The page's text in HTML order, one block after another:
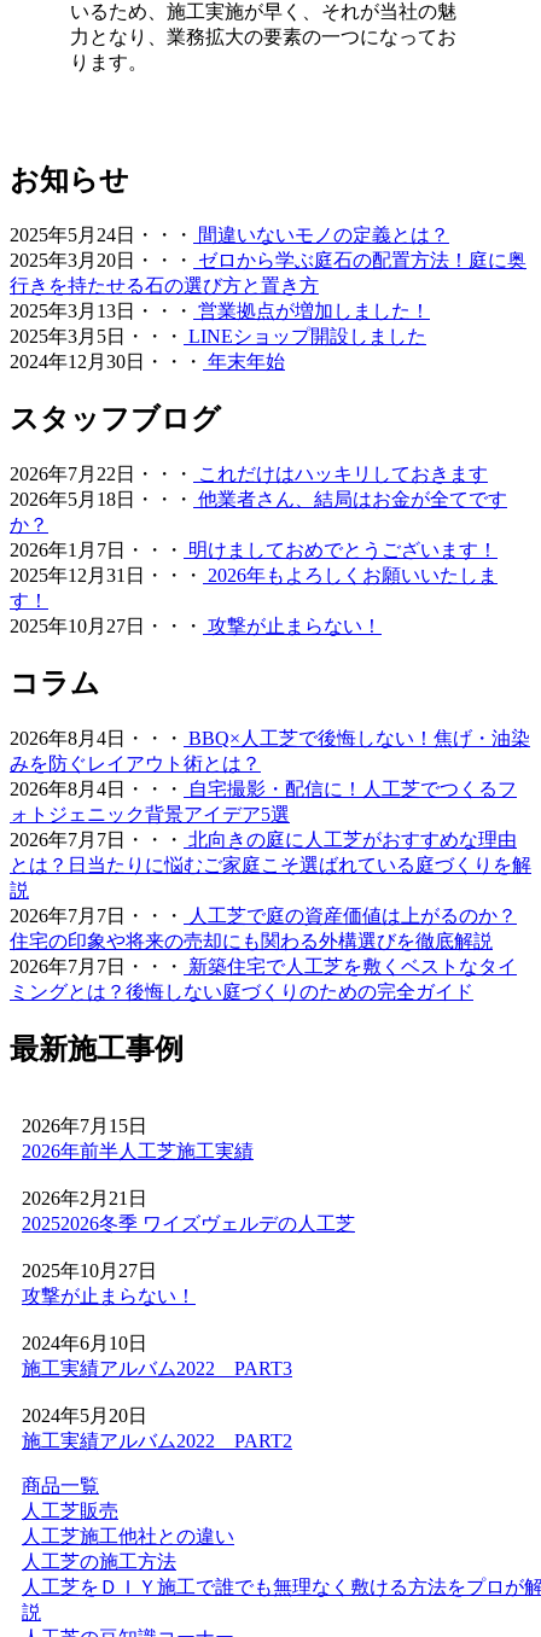
2026.6.24
人工芝の最大の魅力は、施工後の維持管理が驚くほど楽な
ありません。常に清潔で美しい状態を保つための簡単なコ
ツについても、お引き渡し時に専門スタッフが丁寧にお伝
えしております。忙しい現代人にとって、お庭を「維持す
るための作業場」から「心からくつろげるリラックススペ
ース」へ変えることは、生活の質を大きく向上させます。
管理の負担を減らし、ゆとりある時間をご提案いたしま
す。
2026.6.18
愛犬やペットと暮らすご家庭には、クッション性と清潔さ
を両立した人工芝が非常におすすめです。ベランダや屋
上、お庭の一部に敷くことで、足腰への負担を軽減しつ
つ、雨の日でも手足を汚さずに遊べる専用ドッグランが完
成します。当社の人工芝は高密度で耐久性が高いため、大
型犬が走り回っても簡単にはへたりません。防臭対策や、
排泄物があった際の清掃のしやすさについても、飼い主様
の飼育状況に合わせた最適なプランをご提案させていただ
きます。ペットも家族の一員として、ストレスなく自由に
動き回れる健康的な住環境を一緒に形にしていきましょ
「人工芝はプラスチック感が強くて安っぽい」という古い
イメージをお持ちの方こそ、ぜひ当社の製品を手に取って
みてください。最新のモデルは複数の色を混生させ、葉の
向きやツヤまで計算されており、驚くほど自然な風合いで
す。一度敷けば10年以上にわたり美しい景観を維持でき、
資産価値の維持にも貢献します。お仕事や育児、家事で忙
しく、お庭の手入れに十分な時間を割けない皆様へ、手間
いらずで上質な暮らしをご提案いたします。住宅街でも、
お隣への枯れ葉の飛散を防ぐ対策として人工芝を選ばれる
方が増えています。機能性と美観を両立させましょう。
プロスポーツの現場でも選ばれる信頼の品質が当社の自慢
大規模施設、さらには本格的なテニスコートなど、激しい
動きと高い摩擦が求められる場所にもワイズヴェルデの人
工芝は導入されています。この高い耐久性と、日常的なメ
ンテナンスのしやすさは、広い敷地を管理される法人様や
自治体様からも高く評価されています。摩耗に強く、長期
ーツ施設のリニューアルやフットサルコートの新設もぜひ
ご相談ください。プロ基準の品質を一般のご家庭にもお届
2026.5.28
人工芝の技術革新により、現在では天然芝と見分けがつか
ないほどの美しさとリアルな質感が実現されています。一
年中鮮やかな緑を保てるため、景観を重視する個人宅の主
庭やアプローチにも最適です。DIYに挑戦される方もいら
っしゃいますが、経年による端のめくれや、仕上がりの差
が出る継ぎ目の処理などは、プロである私たちにお任せく
ださい。施工実績も豊富にあり、土地の形状に合わせた精
密なカット技術で、まるで一枚の絨毯のような美しい仕上
がりをお約束します。メンテナンスフリーで、四季を通じ
てお庭を眺める楽しみをご提供いたします。
いるため、施工実施が早く、それが当社の魅
力となり、業務拡大の要素の一つになってお
ります。
お知らせ
2025年5月24日・・・
間違いないモノの定義とは？
2025年3月20日・・・
ゼロから学ぶ庭石の配置方法！庭に奥
行きを持たせる石の選び方と置き方
2025年3月13日・・・ 営業拠点が増加しました！
2025年3月5日・・・ LINEショップ開設しました
2024年12月30日・・・ 年末年始
スタッフブログ
2026年7月22日・・・
これだけはハッキリしておきます
2026年5月18日・・・ 他業者さん、結局はお金が全てです
か？
2026年1月7日・・・
明けましておめでとうございます！
2025年12月31日・・・
2026年もよろしくお願いいたしま
す！
2025年10月27日・・・ 攻撃が止まらない！
コラム
2026年8月4日・・・ BBQ×人工芝で後悔しない！焦げ・油染
みを防ぐレイアウト術とは？
2026年8月4日・・・
自宅撮影・配信に！人工芝でつくるフ
ォトジェニック背景アイデア5選
2026年7月7日・・・ 北向きの庭に人工芝がおすすめな理由
とは？日当たりに悩むご家庭こそ選ばれている庭づくりを解
説
2026年7月7日・・・
人工芝で庭の資産価値は上がるのか？
住宅の印象や将来の売却にも関わる外構選びを徹底解説
2026年7月7日・・・
新築住宅で人工芝を敷くベストなタイ
ミングとは？後悔しない庭づくりのための完全ガイド
最新施工事例
2026年7月15日
2026年前半人工芝施工実績
2026年2月21日
20252026冬季 ワイズヴェルデの人工芝
2025年10月27日
攻撃が止まらない！
2024年6月10日
施工実績アルバム2022 PART3
2024年5月20日
施工実績アルバム2022 PART2
商品一覧
人工芝販売
人工芝施工他社との違い
人工芝の施工方法
人工芝をＤＩＹ施工で誰でも無理なく敷ける方法をプロが
説